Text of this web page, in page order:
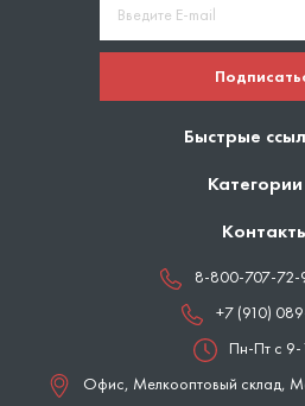
Быстрые
Категории
8-800-707-72-
+7 (910)
Пн-Пт с 9-
Офис, Мелкооптовый склад,